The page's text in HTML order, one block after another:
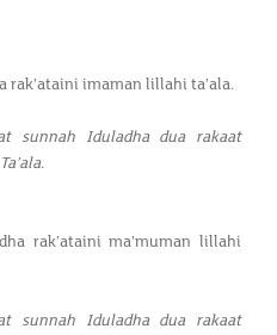
rak’ataini imaman lillahi ta’ala.
sunnah Iduladha dua rakaat
rak’ataini ma’muman lillahi
sunnah Iduladha dua rakaat